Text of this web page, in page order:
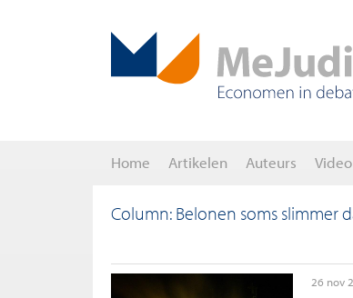
Home Artikelen Auteurs Video
Column: Belonen soms slimmer
26 nov